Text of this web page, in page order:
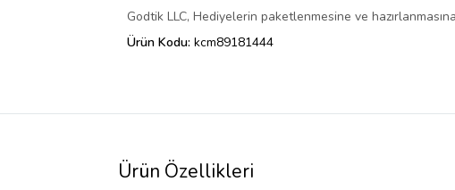
Godtik LLC, Hediyelerin paketlenmesine ve
Ürün Kodu: kcm89181444
Ürün Özellikleri